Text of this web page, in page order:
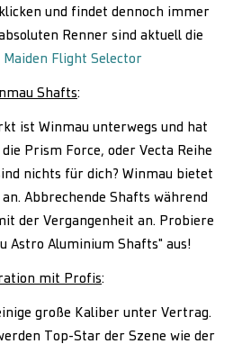
und findet dennoch immer
Renner sind aktuell die
Flight Selector
Shafts:
ist Winmau unterwegs und hat
Prism Force, oder Vecta Reihe
nichts für dich? Winmau bietet
Abbrechende Shafts während
der Vergangenheit an. Probiere
Astro Aluminium Shafts" aus!
mit Profis:
große Kaliber unter Vertrag.
Top-Star der Szene wie der